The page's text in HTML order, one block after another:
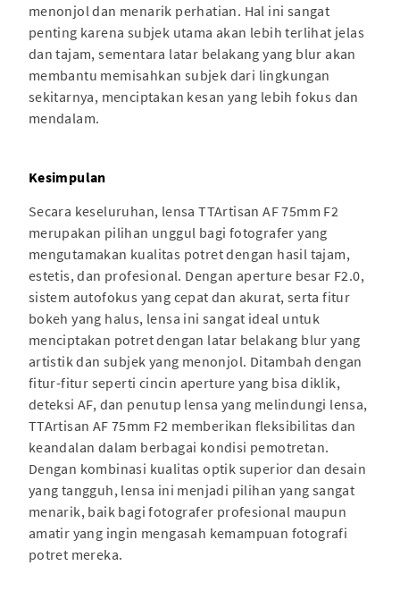
menonjol dan menarik perhatian. Hal ini sangat
penting karena subjek utama akan lebih terlihat jelas
dan tajam, sementara latar belakang yang blur akan
membantu memisahkan subjek dari lingkungan
sekitarnya, menciptakan kesan yang lebih fokus dan
mendalam.
Kesimpulan
Secara keseluruhan, lensa TTArtisan AF 75mm F2
merupakan pilihan unggul bagi fotografer yang
mengutamakan kualitas potret dengan hasil tajam,
estetis, dan profesional. Dengan aperture besar F2.0,
sistem autofokus yang cepat dan akurat, serta fitur
bokeh yang halus, lensa ini sangat ideal untuk
menciptakan potret dengan latar belakang blur yang
artistik dan subjek yang menonjol. Ditambah dengan
fitur-fitur seperti cincin aperture yang bisa diklik,
deteksi AF, dan penutup lensa yang melindungi lensa,
TTArtisan AF 75mm F2 memberikan fleksibilitas dan
keandalan dalam berbagai kondisi pemotretan.
Dengan kombinasi kualitas optik superior dan desain
yang tangguh, lensa ini menjadi pilihan yang sangat
menarik, baik bagi fotografer profesional maupun
amatir yang ingin mengasah kemampuan fotografi
potret mereka.